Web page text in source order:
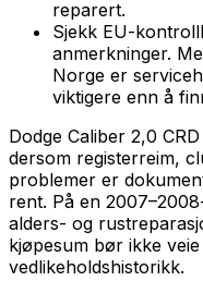
reparert.
Sjekk EU-
anmerkninger.
Norge er
viktigere enn å
Dodge Caliber 2,0
dersom registerreim,
problemer er
rent. På en
alders- og
kjøpesum bør ikke
vedlikeholdshistorikk.